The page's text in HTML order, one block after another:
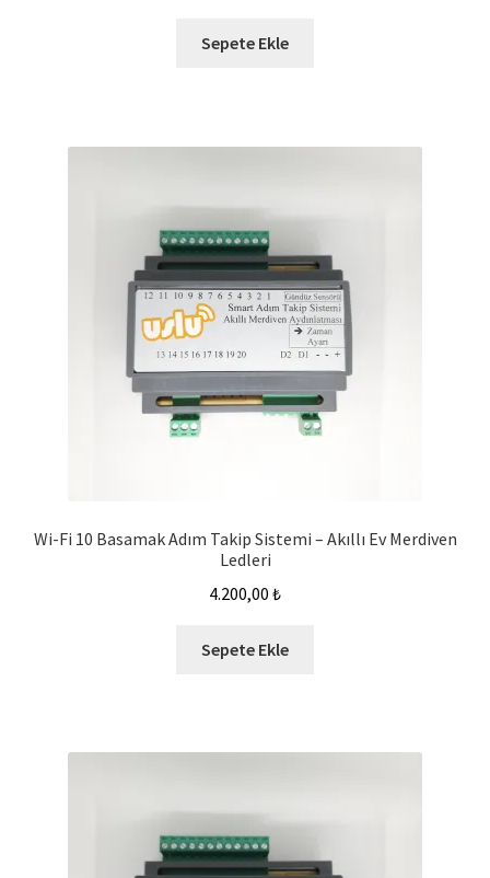
Sepete Ekle
Wi-Fi 10 Basamak Adım Takip Sistemi – Akıllı Ev Merdiven
Ledleri
4.200,00 ₺
Sepete Ekle